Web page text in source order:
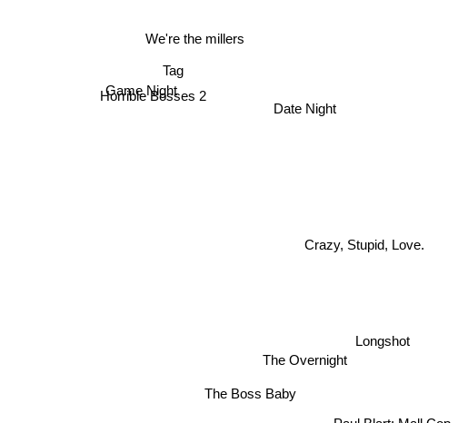
Horrible Bosses 2
Game Night
Tag
We're the millers
Crazy, Stupid, Love.
Date Night
Longshot
The Boss Baby